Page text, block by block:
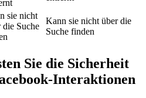
sie nicht
die Suche
Kann sie nicht über die
Suche finden
Sie die Sicherheit
Interaktionen